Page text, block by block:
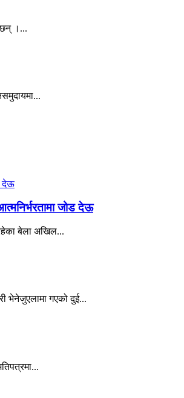
छन् ।...
जोड देऊ
बेला अखिल...
भेनेजुएलामा गएको दुई...